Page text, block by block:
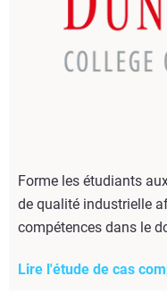
Forme les étudiants
de qualité industrielle
compétences dans le
Lire l'étude de cas